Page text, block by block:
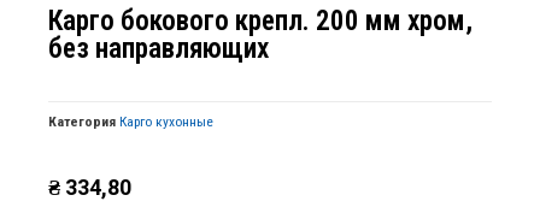
Карго бокового крепл. 200 мм хром,
без направляющих
Категория Карго кухонные
₴ 334,80